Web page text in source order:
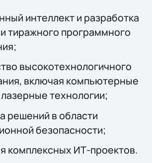
интеллект и разработка
тиражного программного
высокотехнологичного
включая компьютерные
технологии;
решений в области
безопасности;
комплексных ИТ-проектов.